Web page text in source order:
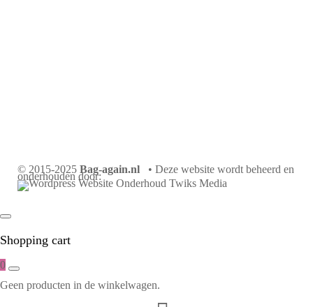
© 2015-2025 Bag-again.nl • Deze website wordt beheerd en
onderhouden door:
Shopping cart
0
Geen producten in de winkelwagen.